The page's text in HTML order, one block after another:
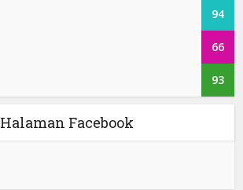
94
66
93
Halaman Facebook